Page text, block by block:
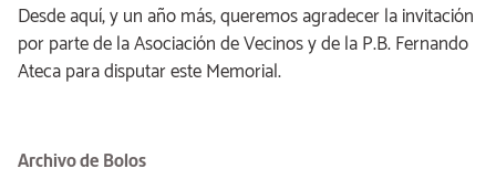
Desde aquí, y un año más, queremos agradecer la invitación
por parte de la Asociación de Vecinos y de la P.B. Fernando
Ateca para disputar este Memorial.
Archivo de Bolos